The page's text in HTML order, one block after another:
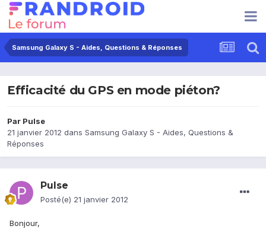
Samsung Galaxy S - Aides, Questions & Réponses
Efficacité du GPS en mode piéton?
Par Pulse
21 janvier 2012 dans Samsung Galaxy S - Aides, Questions &
Réponses
Pulse
Posté(e) 21 janvier 2012
Bonjour,